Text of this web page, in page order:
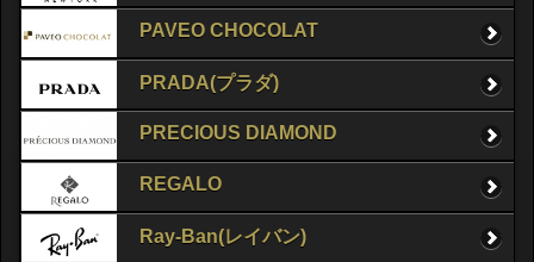
PAVEO CHOCOLAT
PRADA(プラダ)
PRECIOUS DIAMOND
REGALO
Ray-Ban(レイバン)